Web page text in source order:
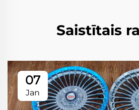
Saistītais
07
Jan